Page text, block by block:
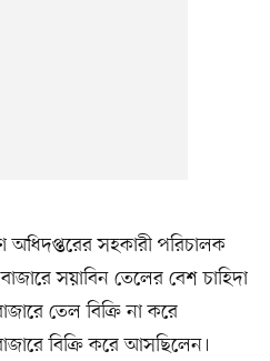
অধিদপ্তরের সহকারী পরিচালক
সয়াবিন তেলের বেশ চাহিদা
তেল বিক্রি না করে
বিক্রি করে আসছিলেন।